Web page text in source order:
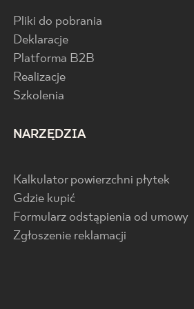
Pliki do pobrania
Deklaracje
Platforma B2B
Realizacje
Szkolenia
NARZĘDZIA
Kalkulator powierzchni płytek
Gdzie kupić
Formularz odstąpienia od umowy
Zgłoszenie reklamacji